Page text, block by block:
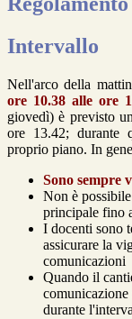
Intervallo
Nell'arco della
ore 10.38 alle ore
giovedì) è previsto
ore 13.42; durante
proprio piano. In
Sono sempre
Non è
principale fino
I docenti sono
assicurare la
comunicazioni
Quando il
comunicazione
durante